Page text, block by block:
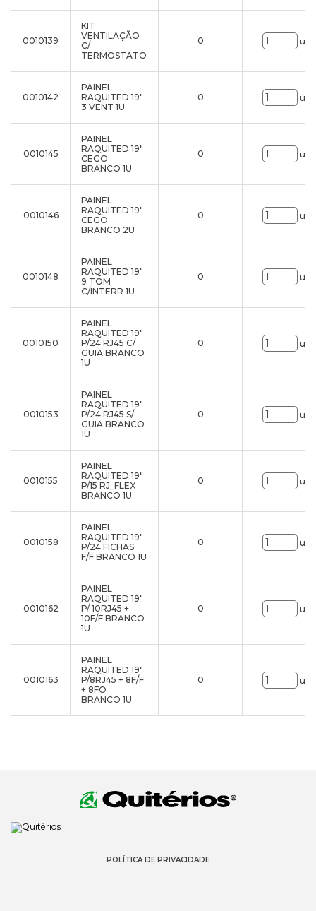
0010139
KIT
VENTILAÇÃO
C/
TERMOSTATO
0
0010142
PAINEL
RAQUITED 19"
3 VENT 1U
0
0010145
PAINEL
RAQUITED 19"
CEGO
BRANCO 1U
0
0010146
PAINEL
RAQUITED 19"
CEGO
BRANCO 2U
0
0010148
PAINEL
RAQUITED 19"
9 TOM
C/INTERR 1U
0
0010150
PAINEL
RAQUITED 19"
P/24 RJ45 C/
GUIA BRANCO
1U
0
0010153
PAINEL
RAQUITED 19"
P/24 RJ45 S/
GUIA BRANCO
1U
0
0010155
PAINEL
RAQUITED 19"
P/15 RJ_FLEX
BRANCO 1U
0
0010158
PAINEL
RAQUITED 19"
P/24 FICHAS
F/F BRANCO 1U
0
0010162
PAINEL
RAQUITED 19"
P/ 10RJ45 +
10F/F BRANCO
1U
0
0010163
PAINEL
RAQUITED 19"
P/8RJ45 + 8F/F
+ 8FO
BRANCO 1U
0
POLÍTICA DE PRIVACIDADE